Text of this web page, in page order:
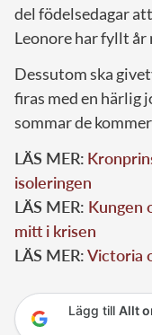
del födelsedagar
Leonore har fyllt år
Dessutom ska
firas med en härlig
sommar de
LÄS MER:
isoleringen
LÄS MER: Kungen
mitt i krisen
LÄS MER:Victoria
Lägg till Allt